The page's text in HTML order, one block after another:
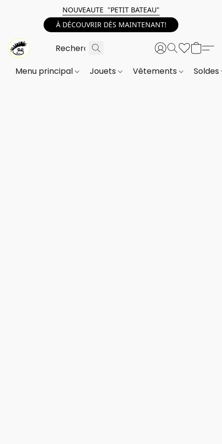
NOUVEAUTE "PETIT BATEAU"
À DÉCOUVRIR DÈS MAINTENANT!
Menu principal Jouets Vêtements Soldes